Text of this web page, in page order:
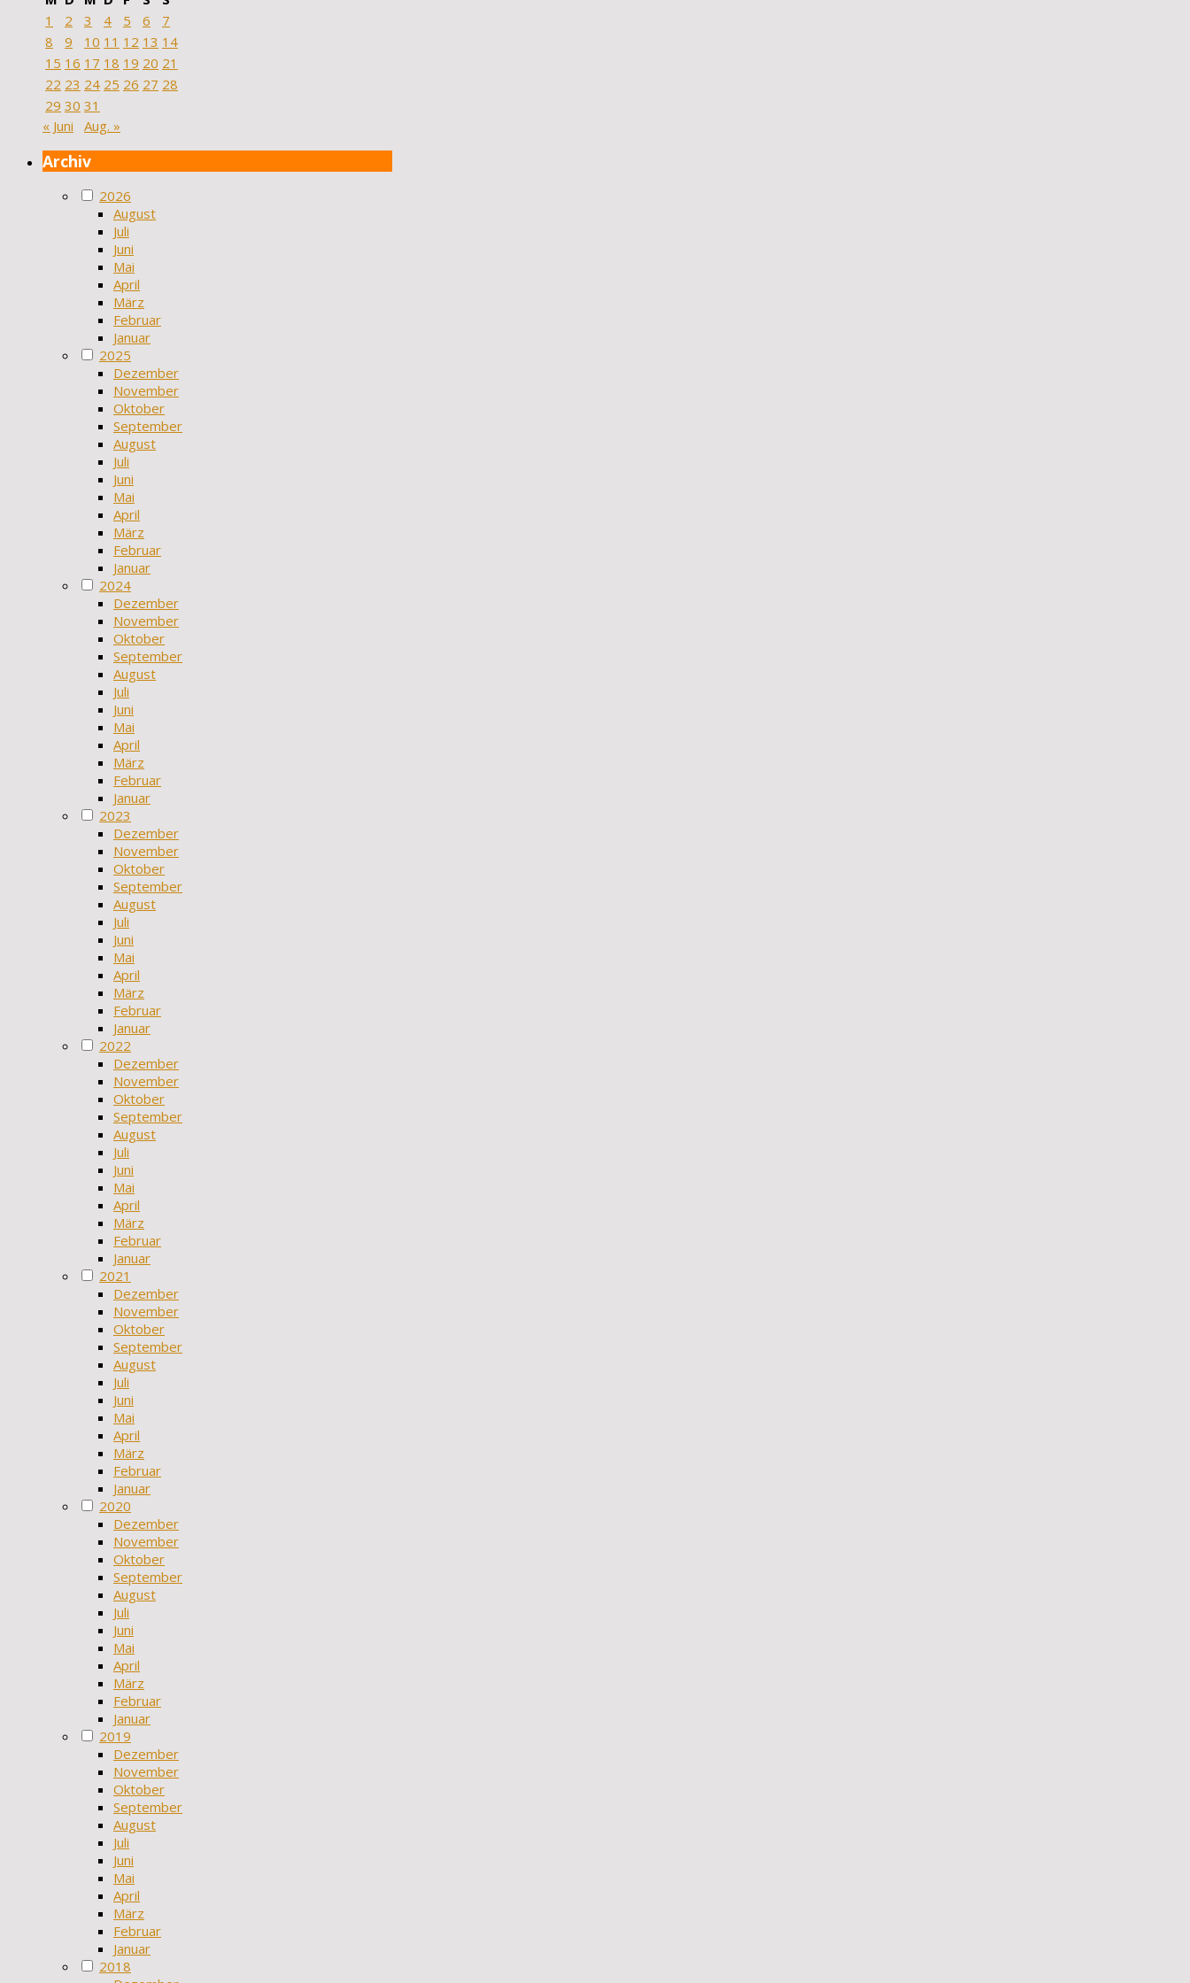
1
2 3 4 5 6
7
8
9 10 11 12 13 14
15 16 17 18 19 20 21
22 23 24 25 26 27 28
29 30 31
« Juni
Aug. »
Archiv
2026
August
Juli
Juni
Mai
April
März
Februar
Januar
2025
Dezember
November
Oktober
September
August
Juli
Juni
Mai
April
März
Februar
Januar
2024
Dezember
November
Oktober
September
August
Juli
Juni
Mai
April
März
Februar
Januar
2023
Dezember
November
Oktober
September
August
Juli
Juni
Mai
April
März
Februar
Januar
2022
Dezember
November
Oktober
September
August
Juli
Juni
Mai
April
März
Februar
Januar
2021
Dezember
November
Oktober
September
August
Juli
Juni
Mai
April
März
Februar
Januar
2020
Dezember
November
Oktober
September
August
Juli
Juni
Mai
April
März
Februar
Januar
2019
Dezember
November
Oktober
September
August
Juli
Juni
Mai
April
März
Februar
Januar
2018